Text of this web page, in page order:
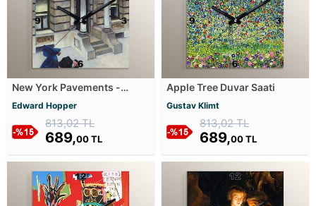
New York Pavements -
Edward Hopper
813,02 TL
689,00 TL
Apple Tree Duvar Saati
Gustav Klimt
813,02 TL
689,00 TL